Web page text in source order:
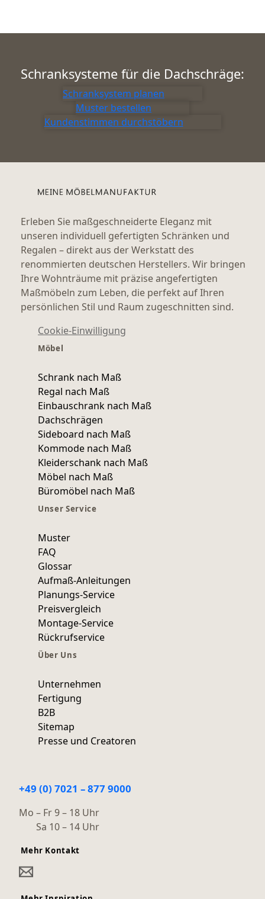
Schranksysteme für die Dachschräge:
Schranksystem planen
Muster bestellen
Kundenstimmen durchstöbern
Erleben Sie maßgeschneiderte Eleganz mit
unseren individuell gefertigten Schränken und
Regalen – direkt aus der Werkstatt des
renommierten deutschen Herstellers. Wir bringen
Ihre Wohnträume mit präzise angefertigten
Maßmöbeln zum Leben, die perfekt auf Ihren
persönlichen Stil und Raum zugeschnitten sind.
Cookie-Einwilligung
Möbel
Schrank nach Maß
Regal nach Maß
Einbauschrank nach Maß
Dachschrägen
Sideboard nach Maß
Kommode nach Maß
Kleiderschank nach Maß
Möbel nach Maß
Büromöbel nach Maß
Unser Service
Muster
FAQ
Glossar
Aufmaß-Anleitungen
Planungs-Service
Preisvergleich
Montage-Service
Rückrufservice
Über Uns
Unternehmen
Fertigung
B2B
Sitemap
Presse und Creatoren
+49 (0) 7021 – 877 9000
Mo – Fr 9 – 18 Uhr
Sa 10 – 14 Uhr
Mehr Kontakt